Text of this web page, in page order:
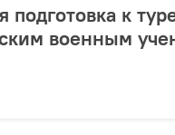
подготовка к
военным